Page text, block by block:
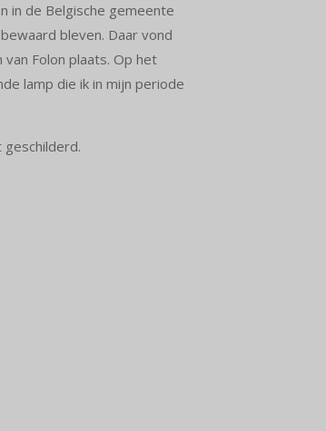
in de Belgische gemeente
bleven. Daar vond
Folon plaats. Op het
lamp die ik in mijn periode